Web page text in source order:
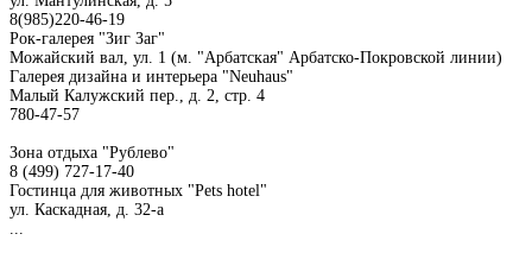
8(985)220-46-19
Рок-галерея "Зиг Заг"
Можайский вал, ул. 1 (м. "Арбатская" Арбатско-Покровской линии)
Галерея дизайна и интерьера "Neuhaus"
Малый Калужский пер., д. 2, стр. 4
780-47-57
Зона отдыха "Рублево"
8 (499) 727-17-40
Гостинца для животных "Рets hotel"
ул. Каскадная, д. 32-а